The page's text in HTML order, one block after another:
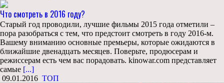
Что смотреть в 2016 году?
Старый год проводили, лучшие фильмы 2015 года отметили –
пора разобраться с тем, что предстоит смотреть в году 2016-м.
Вашему вниманию основные премьеры, которые ожидаются в
ближайшие двенадцать месяцев. Поверьте, продюсерам и
режиссерам есть чем вас порадовать. kinowar.com представляет
самые [...]
09.01.2016 ТОП